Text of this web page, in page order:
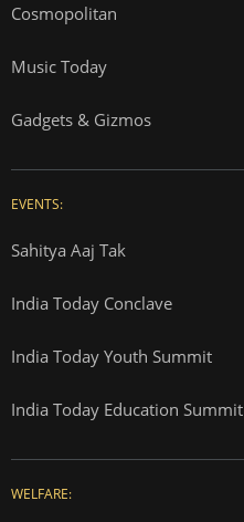
Cosmopolitan
Music Today
Gadgets & Gizmos
EVENTS:
Sahitya Aaj Tak
India Today Conclave
India Today Youth Summit
India Today Education Summit
WELFARE: